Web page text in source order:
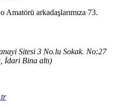
arkadaşlarımıza 73.
Sitesi 3 No.lu Sokak. No:27
İdari Bina altı)